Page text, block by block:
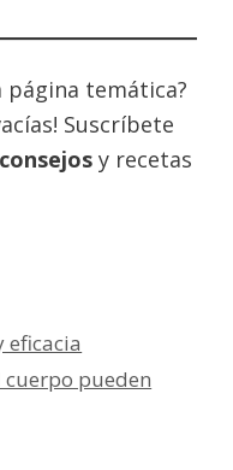
temática?
Suscríbete
y recetas
eficacia
cuerpo pueden